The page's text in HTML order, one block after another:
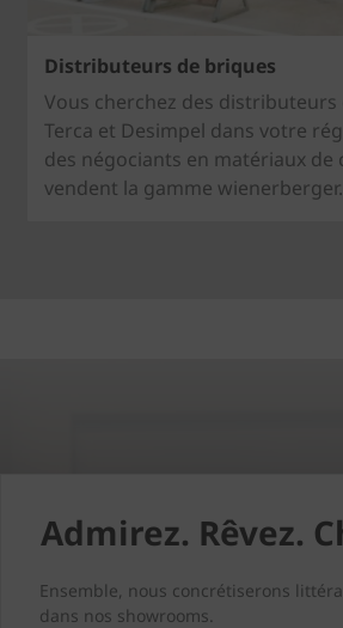
Distributeurs de briques
Vous cherchez des distributeurs
Terca et Desimpel dans votre
des négociants en matériaux de
vendent la gamme wienerberger.
Admirez. Rêvez.
Ensemble, nous concrétiserons
dans nos showrooms.